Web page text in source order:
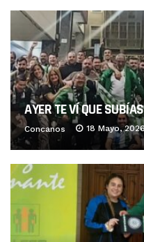
AYER TE VÍ QUE SUBÍAS
Concanos 18 Mayo,